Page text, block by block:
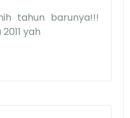
tahun barunya!!!
yah